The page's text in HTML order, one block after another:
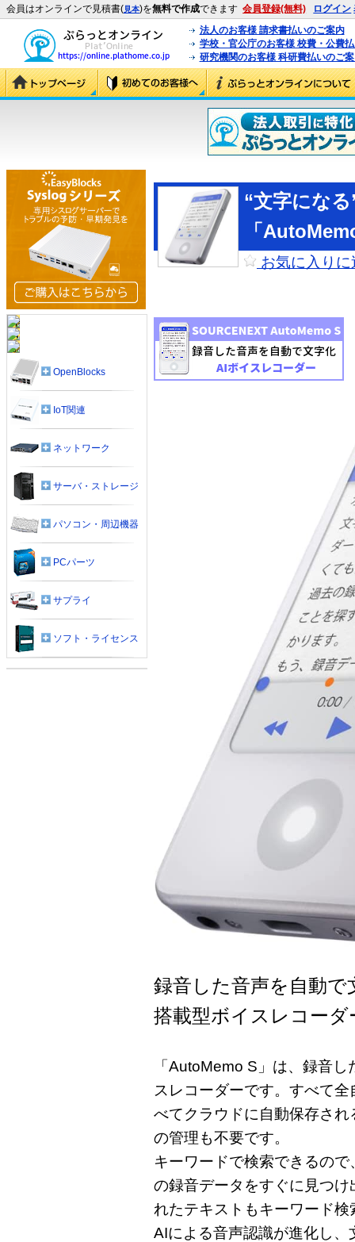
会員はオンラインで見積書(見本)を無料で作成できます 会員登録(無料) ログイン
法人のお客様 請求書払いのご案内
学校・官公庁のお客様 校費・公費
研究機関のお客様 科研費払いのご
“文字にな
「
お気に入り
録音した音声を自動
搭載型ボイスレコーダ
「AutoMemo S」は、録音
スレコーダーです。すべて
べてクラウドに自動保存さ
の管理も不要です。
キーワードで検索できるの
の録音データをすぐに見つ
れたテキストもキーワード検
AIによる音声認識が進化し
OpenBlocks
IoT関連
ネットワーク
サーバ・ストレージ
パソコン・周辺機器
PCパーツ
サプライ
ソフト・ライセンス